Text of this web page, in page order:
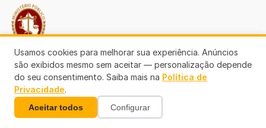
Ouvidoria MP-RO
Usamos cookies para melhorar sua experiência. Anúncios
são exibidos mesmo sem aceitar — personalização depende
do seu consentimento. Saiba mais na Política de
Privacidade.
Aceitar todos Configurar